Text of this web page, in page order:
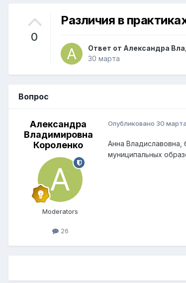
0
Различия в
Ответ от Александра
30 марта
Вопрос
Александра
Владимировна
Короленко
Moderators
26
Опубликовано 30 марта
Анна
муниципальных